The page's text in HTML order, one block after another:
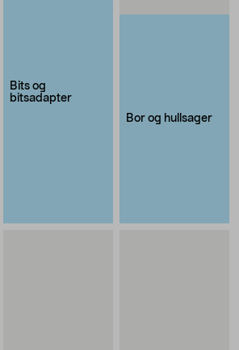
Bits og
bitsadapter
Bor og hullsager